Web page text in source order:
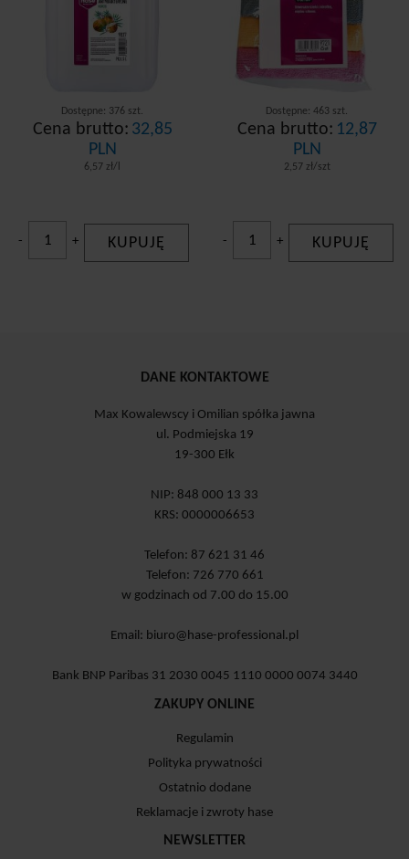
Dostępne: 376 szt.
Cena brutto: 32,85
PLN
6,57 zł/l
- + KUPUJĘ
Dostępne: 463 szt.
Cena brutto: 12,87
PLN
2,57 zł/szt
- + KUPUJĘ
DANE KONTAKTOWE
Max Kowalewscy i Omilian spółka jawna
ul. Podmiejska 19
19-300 Ełk
NIP: 848 000 13 33
KRS: 0000006653
Telefon: 87 621 31 46
Telefon: 726 770 661
w godzinach od 7.00 do 15.00
Email: biuro@hase-professional.pl
Bank BNP Paribas 31 2030 0045 1110 0000 0074 3440
ZAKUPY ONLINE
Regulamin
Polityka prywatności
Ostatnio dodane
Reklamacje i zwroty hase
NEWSLETTER